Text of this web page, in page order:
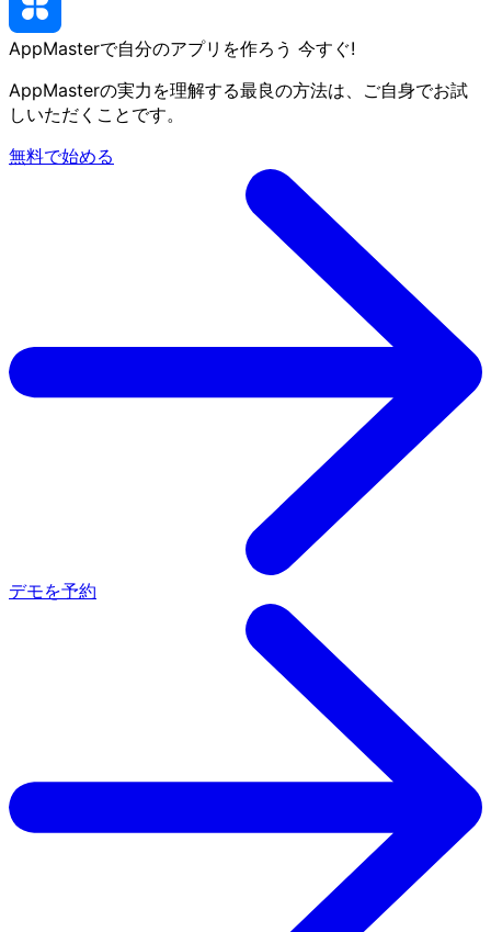
AppMasterで自分のアプリを作ろう 今すぐ!
AppMasterの実力を理解する最良の方法は、ご自身でお試
しいただくことです。
無料で始める
デモを予約